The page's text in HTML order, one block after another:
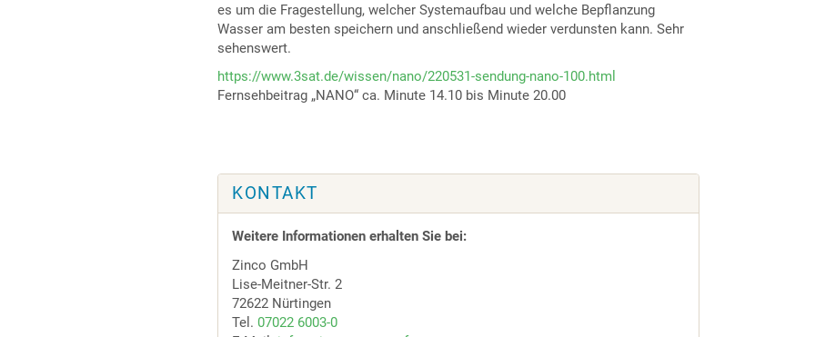
es um die Fragestellung, welcher Systemaufbau und welche Bepflanzung
Wasser am besten speichern und anschließend wieder verdunsten kann. Sehr
sehenswert.
https://www.3sat.de/wissen/nano/220531-sendung-nano-100.html
Fernsehbeitrag „NANO“ ca. Minute 14.10 bis Minute 20.00
KONTAKT
Weitere Informationen erhalten Sie bei:
Zinco GmbH
Lise-Meitner-Str. 2
72622 Nürtingen
Tel. 07022 6003-0